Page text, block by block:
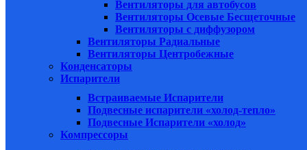
Вентиляторы для автобусов
Вентиляторы Осевые Бесщеточные
Вентиляторы с диффузором
Вентиляторы Радиальные
Вентиляторы Центробежные
Конденсаторы
Испарители
Встраиваемые Испарители
Подвесные испарители «холод-тепло»
Подвесные Испарители «холод»
Компрессоры